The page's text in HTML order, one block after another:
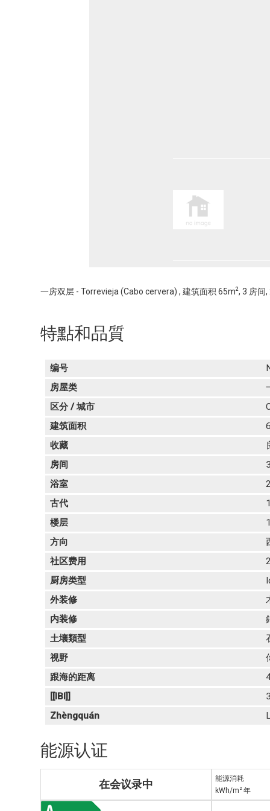
一房双层 - Torrevieja (Cabo cervera) , 建筑面积 65m2, 3 房间
特點和品質
编号
房屋类
区分 / 城市
建筑面积
收藏
房间
浴室
古代
楼层
方向
社区费用
厨房类型
外装修
内装修
土壤類型
视野
跟海的距离
[[IBI]]
Zhèngquán
能源认证
在会议录中
能源消耗
kWh/m 2年